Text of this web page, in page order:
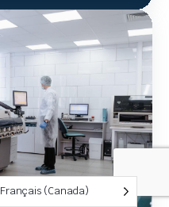
Français (Canada)